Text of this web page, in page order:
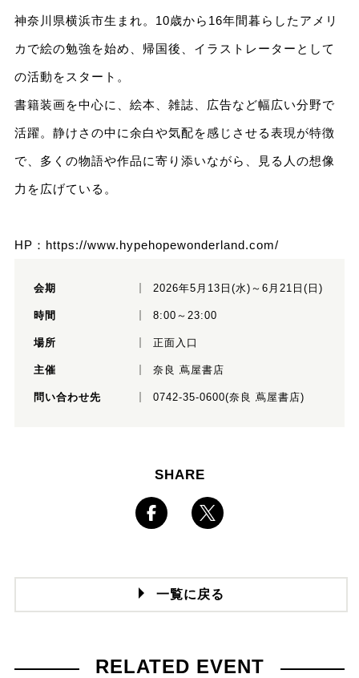
神奈川県横浜市生まれ。10歳から16年間暮らしたアメリ
カで絵の勉強を始め、帰国後、イラストレーターとして
の活動をスタート。
書籍装画を中心に、絵本、雑誌、広告など幅広い分野で
活躍。静けさの中に余白や気配を感じさせる表現が特徴
で、多くの物語や作品に寄り添いながら、見る人の想像
力を広げている。
HP： https://www.hypehopewonderland.com/
会期 2026年5月13日(水)～6月21日(日)
時間 8:00～23:00
場所 正面入口
主催 奈良 蔦屋書店
問い合わせ先 0742-35-0600(奈良 蔦屋書店)
SHARE
一覧に戻る
RELATED EVENT